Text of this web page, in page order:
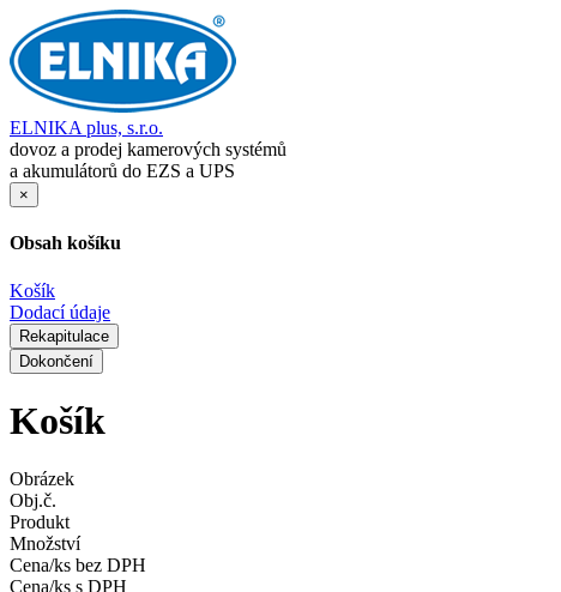
ELNIKA plus, s.r.o.
dovoz a prodej kamerových systémů
a akumulátorů do EZS a UPS
×
Obsah košíku
Košík
Dodací údaje
Rekapitulace
Dokončení
Košík
Obrázek
Obj.č.
Produkt
Množství
Cena/ks bez DPH
Cena/ks s DPH